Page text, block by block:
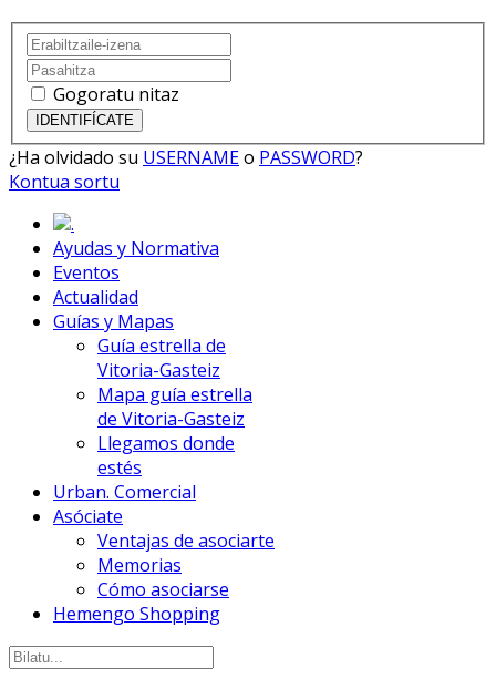
Gogoratu nitaz
¿Ha olvidado su USERNAMEo PASSWORD?
Kontua sortu
.
Ayudas y Normativa
Eventos
Actualidad
Guías y Mapas
Guía estrella de
Vitoria-Gasteiz
Mapa guía estrella
de Vitoria-Gasteiz
Llegamos donde
estés
Urban. Comercial
Asóciate
Ventajas de asociarte
Memorias
Cómo asociarse
Hemengo Shopping